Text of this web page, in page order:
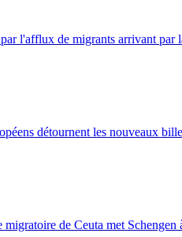
l'afflux de migrants arrivant par
détournent les nouveaux
migratoire de Ceuta met Schengen